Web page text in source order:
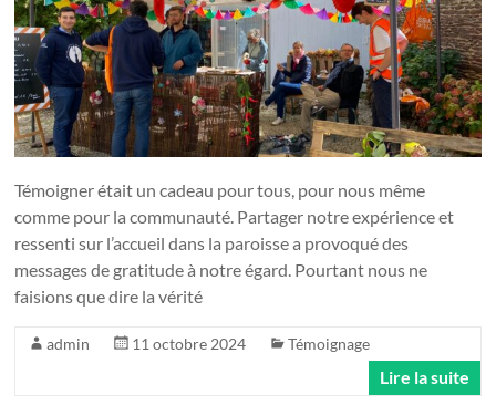
Témoigner était un cadeau pour tous, pour nous même
comme pour la communauté. Partager notre expérience et
ressenti sur l’accueil dans la paroisse a provoqué des
messages de gratitude à notre égard. Pourtant nous ne
faisions que dire la vérité
admin 11 octobre 2024 Témoignage
Lire la suite